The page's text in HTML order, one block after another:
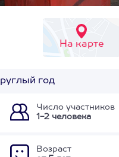
На карте
год
Число участников
1-2 человека
Возраст